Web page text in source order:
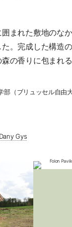
まれた敷地のな
。完成した構造
の香りに包まれる
部（ブリュッセル自由
Dany Gys